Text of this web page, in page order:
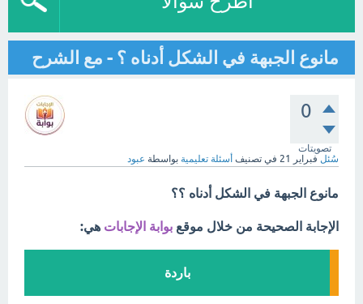
مانوع الجبهة في الشكل أدناه ؟ - مع الشرح
0
تصويتات
سُئل فبراير 21 في تصنيف أسئلة تعليمية بواسطة عبود
مانوع الجبهة في الشكل أدناه ؟؟
الإجابة الصحيحة من خلال موقع بوابة الإجابات هي:
باردة